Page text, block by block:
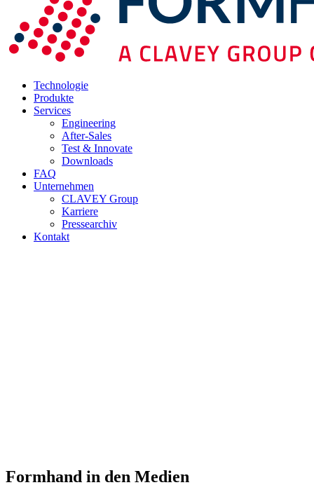
Technologie
Produkte
Services
Engineering
After-Sales
Test & Innovate
Downloads
FAQ
Unternehmen
CLAVEY Group
Karriere
Pressearchiv
Kontakt
Formhand in den Medien